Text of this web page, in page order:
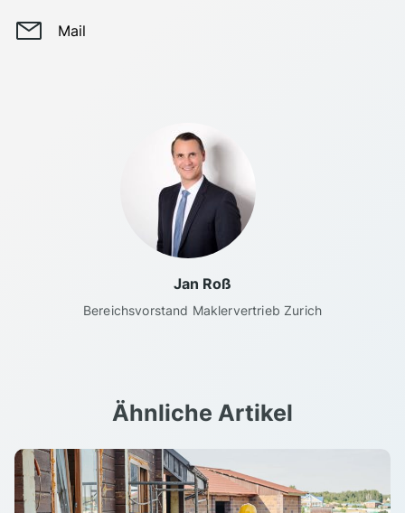
Mail
Jan Roß
Bereichsvorstand Maklervertrieb Zurich
Ähnliche Artikel